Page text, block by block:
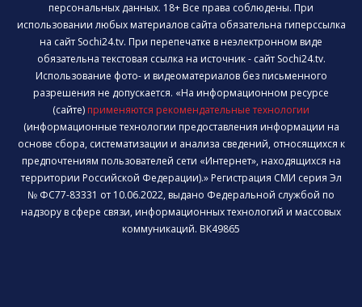
персональных данных. 18+ Все права соблюдены. При
использовании любых материалов сайта обязательна гиперссылка
на сайт Sochi24.tv. При перепечатке в неэлектронном виде
обязательна текстовая ссылка на источник - сайт Sochi24.tv.
Использование фото- и видеоматериалов без письменного
разрешения не допускается. «На информационном ресурсе
(сайте) применяются рекомендательные технологии
(информационные технологии предоставления информации на
основе сбора, систематизации и анализа сведений, относящихся к
предпочтениям пользователей сети «Интернет», находящихся на
территории Российской Федерации).» Регистрация СМИ серия Эл
№ ФС77-83331 от 10.06.2022, выдано Федеральной службой по
надзору в сфере связи, информационных технологий и массовых
коммуникаций. ВК49865